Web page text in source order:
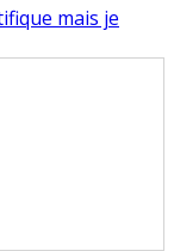
mais je